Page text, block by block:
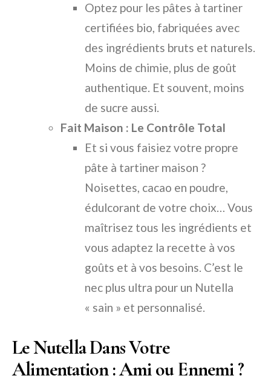
Optez pour les pâtes à tartiner
certifiées bio, fabriquées avec
des ingrédients bruts et naturels.
Moins de chimie, plus de goût
authentique. Et souvent, moins
de sucre aussi.
Fait Maison : Le Contrôle Total
Et si vous faisiez votre propre
pâte à tartiner maison ?
Noisettes, cacao en poudre,
édulcorant de votre choix… Vous
maîtrisez tous les ingrédients et
vous adaptez la recette à vos
goûts et à vos besoins. C’est le
nec plus ultra pour un Nutella
« sain » et personnalisé.
Le Nutella Dans Votre
Alimentation : Ami ou Ennemi ?